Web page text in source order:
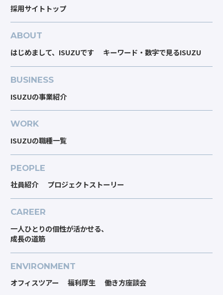
採用サイトトップ
ABOUT
はじめまして、ISUZUです キーワード・数字で見るISUZU
BUSINESS
ISUZUの事業紹介
WORK
ISUZUの職種一覧
PEOPLE
社員紹介 プロジェクトストーリー
CAREER
一人ひとりの個性が活かせる、
成長の道筋
ENVIRONMENT
オフィスツアー 福利厚生 働き方座談会